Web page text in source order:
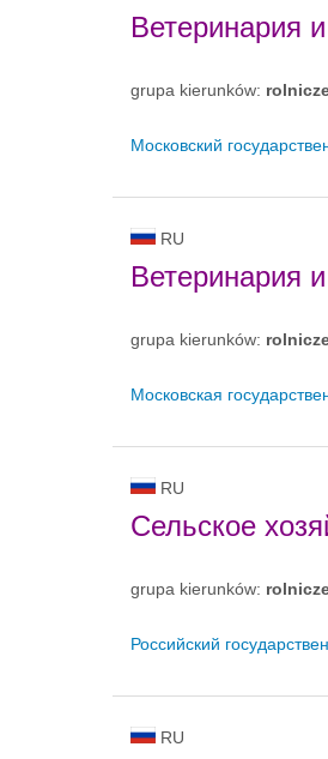
Ветеринария
grupa kierunków:
Московский
RU
Ветеринария
grupa kierunków:
Московская
RU
Сельское
grupa kierunków:
Российский
RU